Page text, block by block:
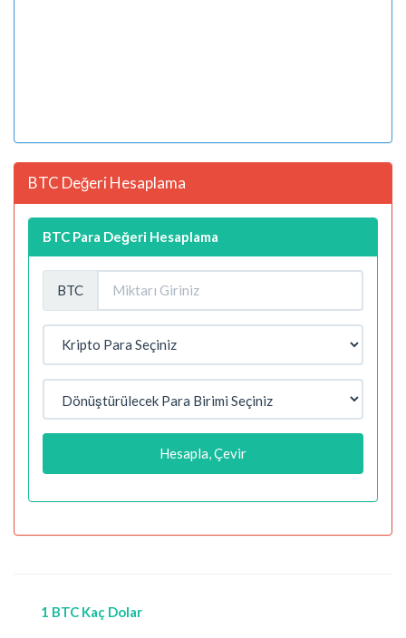
BTC Değeri Hesaplama
BTC Para Değeri Hesaplama
BTC
Hesapla, Çevir
1 BTC Kaç Dolar